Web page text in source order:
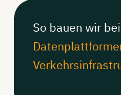
So bauen wir